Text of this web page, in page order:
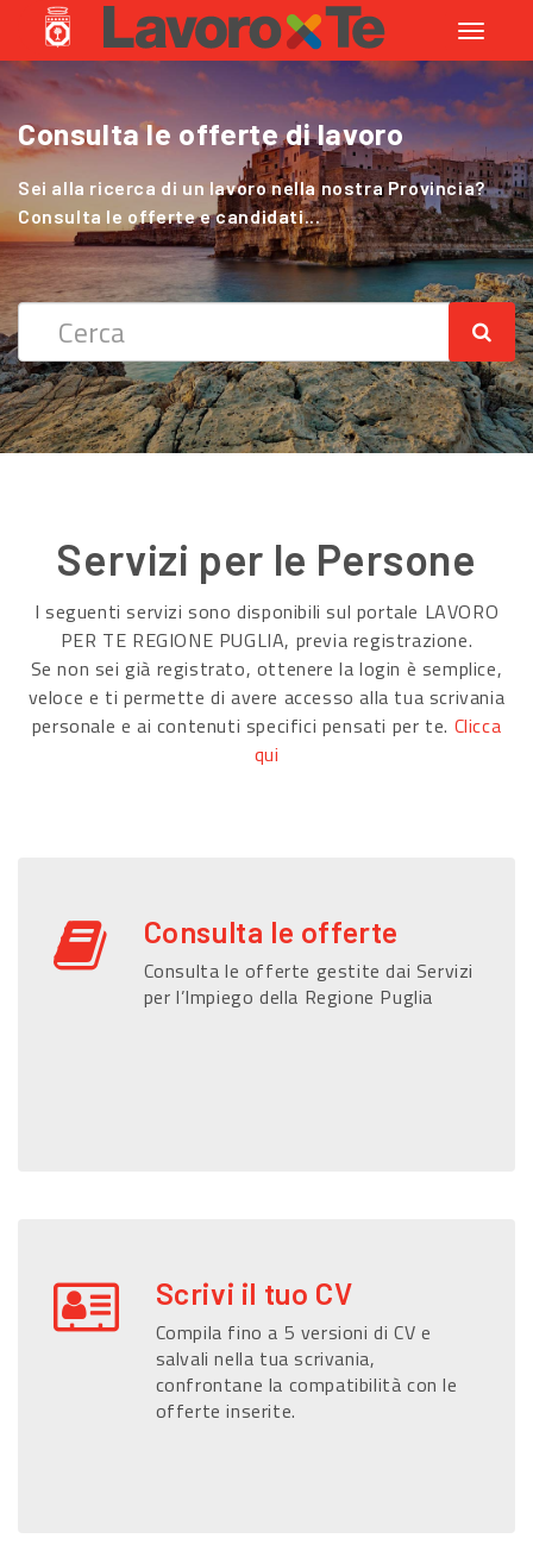
Toggle
Consulta le offerte di lavoro
Sei alla ricerca di un lavoro nella nostra Provincia?
Consulta le offerte e candidati...
Cerchi Lavoro nel Settore Agricolo
?
Sei alla ricerca di un lavoro nella nostra Provincia?
Consulta le offerte e candidati...
Servizi per le Persone
I seguenti servizi sono disponibili sul portale LAVORO
PER TE REGIONE PUGLIA, previa registrazione.
Se non sei già registrato, ottenere la login è semplice,
veloce e ti permette di avere accesso alla tua scrivania
personale e ai contenuti specifici pensati per te. Clicca
qui
Consulta le offerte
Consulta le offerte gestite dai Servizi
per l’Impiego della Regione Puglia
Scrivi il tuo CV
Compila fino a 5 versioni di CV e
salvali nella tua scrivania,
confrontane la compatibilità con le
offerte inserite.